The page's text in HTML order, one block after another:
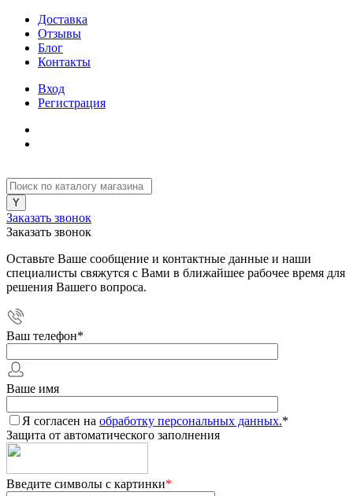
Доставка
Отзывы
Блог
Контакты
Вход
Регистрация
Заказать звонок
Заказать звонок
Оставьте Ваше сообщение и контактные данные и наши
специалисты свяжутся с Вами в ближайшее рабочее время для
решения Вашего вопроса.
Ваш телефон*
Ваше имя
Я согласен на обработку персональных данных.*
Защита от автоматического заполнения
Введите символы с картинки*